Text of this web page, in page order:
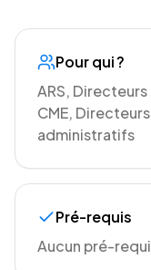
Pour qui ?
ARS,
CME,
administratifs
Pré-requis
Aucun pré-